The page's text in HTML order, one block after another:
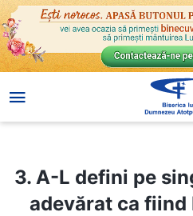
3. A-L defini pe
adevărat ca fiind